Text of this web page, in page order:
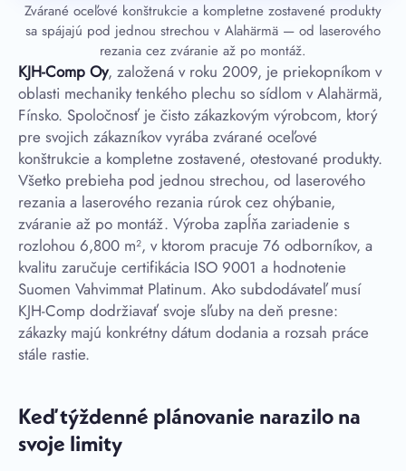
Zvárané oceľové konštrukcie a kompletne zostavené produkty
sa spájajú pod jednou strechou v Alahärmä — od laserového
rezania cez zváranie až po montáž.
KJH-Comp Oy, založená v roku 2009, je priekopníkom v
oblasti mechaniky tenkého plechu so sídlom v Alahärmä,
Fínsko. Spoločnosť je čisto zákazkovým výrobcom, ktorý
pre svojich zákazníkov vyrába zvárané oceľové
konštrukcie a kompletne zostavené, otestované produkty.
Všetko prebieha pod jednou strechou, od laserového
rezania a laserového rezania rúrok cez ohýbanie,
zváranie až po montáž. Výroba zapĺňa zariadenie s
rozlohou 6,800 m², v ktorom pracuje 76 odborníkov, a
kvalitu zaručuje certifikácia ISO 9001 a hodnotenie
Suomen Vahvimmat Platinum. Ako subdodávateľ musí
KJH-Comp dodržiavať svoje sľuby na deň presne:
zákazky majú konkrétny dátum dodania a rozsah práce
stále rastie.
Keď týždenné plánovanie narazilo na
svoje limity